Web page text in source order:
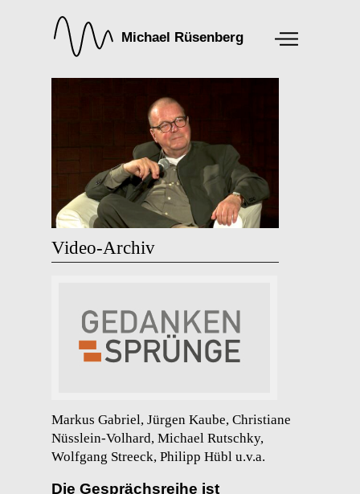
Video-Archiv
Markus Gabriel, Jürgen Kaube, Christiane
Nüsslein-Volhard, Michael Rutschky,
Wolfgang Streeck, Philipp Hübl u.v.a.
Die Gesprächsreihe ist